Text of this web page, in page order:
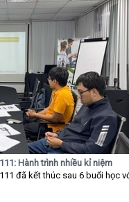
Hành trình nhiều kỉ niệm
đã kết thúc sau 6 buổi học